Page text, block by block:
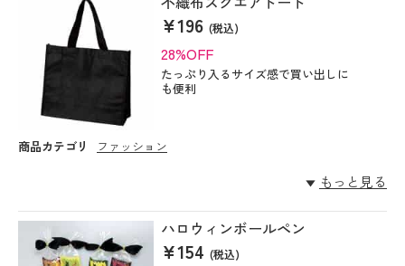
¥196(税込)
28%OFF
たっぷり入るサイズ感で買い出しに
も便利
商品カテゴリ ファッション
もっと見る
ハロウィンボールペン
¥154(税込)